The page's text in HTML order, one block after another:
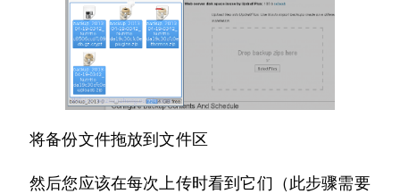
将备份文件拖放到文件区
然后您应该在每次上传时看到它们（此步骤需要